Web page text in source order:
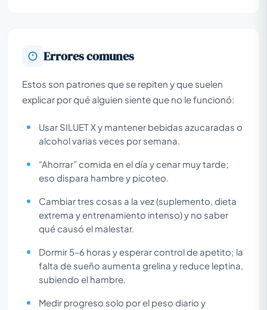
Errores comunes
Estos son patrones que se repiten y que suelen
explicar por qué alguien siente que no le funcionó:
Usar SILUET X y mantener bebidas azucaradas o
alcohol varias veces por semana.
“Ahorrar” comida en el día y cenar muy tarde;
eso dispara hambre y picoteo.
Cambiar tres cosas a la vez (suplemento, dieta
extrema y entrenamiento intenso) y no saber
qué causó el malestar.
Dormir 5–6 horas y esperar control de apetito; la
falta de sueño aumenta grelina y reduce leptina,
subiendo el hambre.
Medir progreso solo por el peso diario y